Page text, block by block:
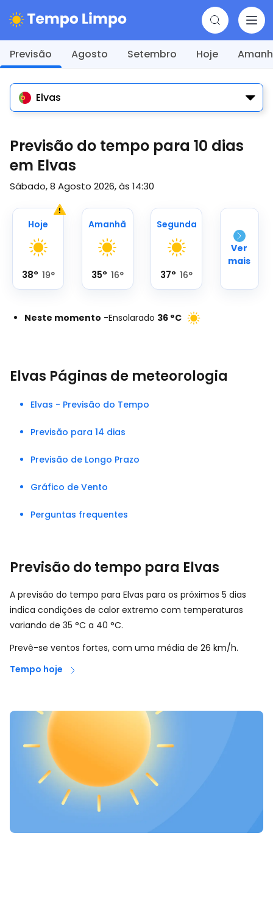
Previsão Agosto Setembro Hoje
Elvas
Previsão do tempo para 10 dias
em Elvas
Sábado, 8 Agosto 2026, às 14:30
Hoje
38° 19°
Amanhã
35° 16°
Segunda
37° 16°
Ver
mais
Neste momento -Ensolarado 36 °C
Elvas Páginas de meteorologia
Elvas - Previsão do Tempo
Previsão para 14 dias
Previsão de Longo Prazo
Gráfico de Vento
Perguntas frequentes
Previsão do tempo para Elvas
A previsão do tempo para Elvas para os próximos 5 dias
indica condições de calor extremo com temperaturas
variando de 35 °C a 40 °C.
Prevê-se ventos fortes, com uma média de 26 km/h.
Tempo hoje